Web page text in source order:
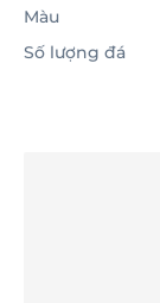
Màu
Số lượng đá